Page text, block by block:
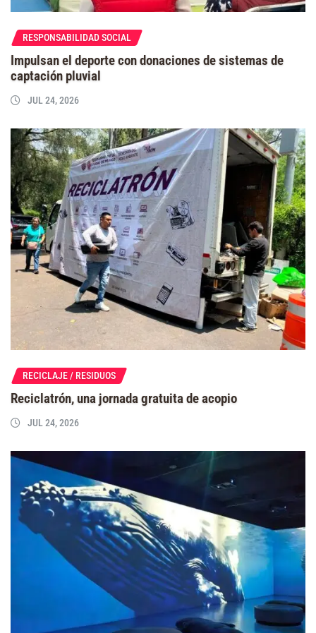
RESPONSABILIDAD SOCIAL
Impulsan el deporte con donaciones de sistemas de
captación pluvial
JUL 24, 2026
RECICLAJE / RESIDUOS
Reciclatrón, una jornada gratuita de acopio
JUL 24, 2026